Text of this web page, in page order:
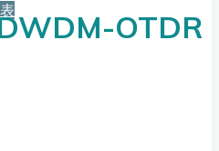
OTDR